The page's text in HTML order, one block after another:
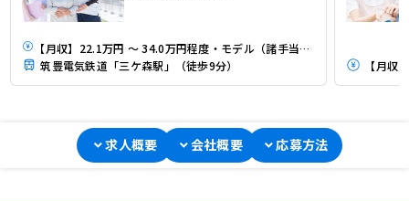
【月収】22.1万円 ～ 34.0万円程度・モデル（諸手当込） 程度・モデル（諸手当込）
筑豊電気鉄道「三ケ森駅」（徒歩9分）
【月収
求人概要 会社概要 応募方法